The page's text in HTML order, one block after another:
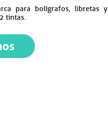
para bolígrafos, libretas y
tintas.